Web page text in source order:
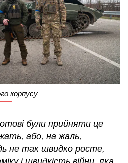
корпусу
були прийняти це
або, на жаль,
не так швидко росте,